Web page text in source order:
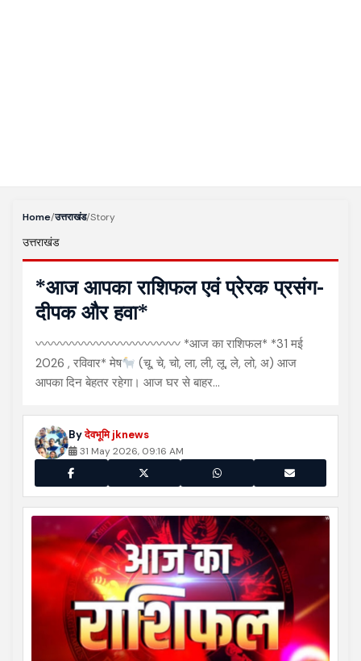
Home/उत्तराखंड/Story
उत्तराखंड
*आज आपका राशिफल एवं प्रेरक प्रसंग-
दीपक और हवा*
〰〰〰〰〰〰〰〰〰〰〰〰 *आज का राशिफल* *31 मई
2026 , रविवार* मेष
(चू, चे, चो, ला, ली, लू, ले, लो, अ) आज
आपका दिन बेहतर रहेगा। आज घर से बाहर…
Byदेवभूमि jknews
31 May 2026, 09:16 AM